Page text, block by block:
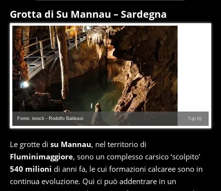
Grotta di Su Mannau – Sardegna
7di 10
Fonte: istock - Rodolfo Baldussi
Le grotte di su Mannau, nel territorio di
Fluminimaggiore, sono un complesso carsico ‘scolpito’
540 milioni di anni fa, le cui formazioni calcaree sono in
continua evoluzione. Qui ci può addentrare in un